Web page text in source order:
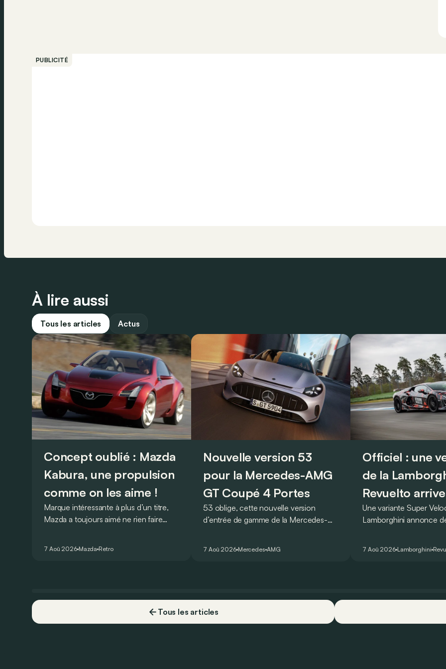
PUBLICITÉ
À lire aussi
Tous les articles Actus
Concept oublié : Mazda
Kabura, une propulsion
comme on les aime !
Marque intéressante à plus d’un titre,
Mazda a toujours aimé ne rien faire
7 Aoû 2026 Mazda Retro
Nouvelle version 53
pour la Mercedes-AMG
GT Coupé 4 Portes
53 oblige, cette nouvelle version
d’entrée de gamme de la Mercedes-
7 Aoû 2026 Mercedes AMG
Officiel : une
de la
Revuelto
Une variante Super
Lamborghini annonce
voiture de série !
7 Aoû 2026 Lamborghini
Tous les articles